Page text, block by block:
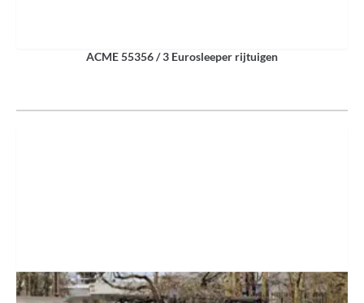
ACME 55356 / 3 Eurosleeper rijtuigen